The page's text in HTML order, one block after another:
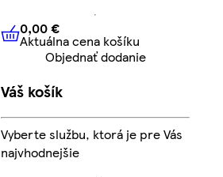
0,00 € Aktuálna cena košíku
0,00 €
Aktuálna cena košíku
Objednať dodanie
Váš košík
Vyberte službu, ktorá je pre Vás
najvhodnejšie